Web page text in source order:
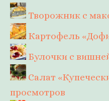
Творожник с
Картофель
Булочки с
Салат
просмотров